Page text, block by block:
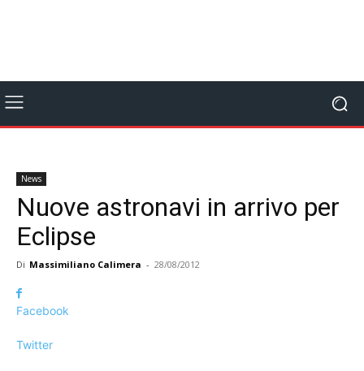
News
Nuove astronavi in arrivo per
Eclipse
Di Massimiliano Calimera - 28/08/2012
Facebook
Twitter